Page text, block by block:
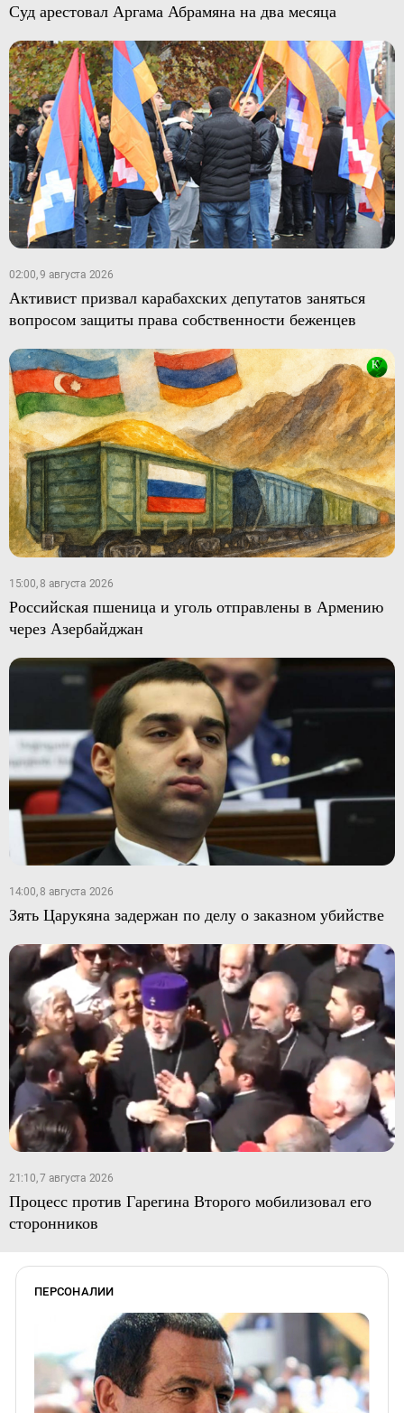
Суд арестовал Аргама Абрамяна на два месяца
02:00, 9 августа 2026
Активист призвал карабахских депутатов заняться
вопросом защиты права собственности беженцев
15:00, 8 августа 2026
Российская пшеница и уголь отправлены в Армению
через Азербайджан
14:00, 8 августа 2026
Зять Царукяна задержан по делу о заказном убийстве
21:10, 7 августа 2026
Процесс против Гарегина Второго мобилизовал его
сторонников
ПЕРСОНАЛИИ